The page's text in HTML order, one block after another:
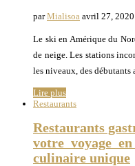
parMialisoa avril 27, 2020
Le ski en Amérique du
de neige. Les stations
les niveaux, des débutants
Lire plus
Restaurants
Restaurants
votre voyage
culinaire unique